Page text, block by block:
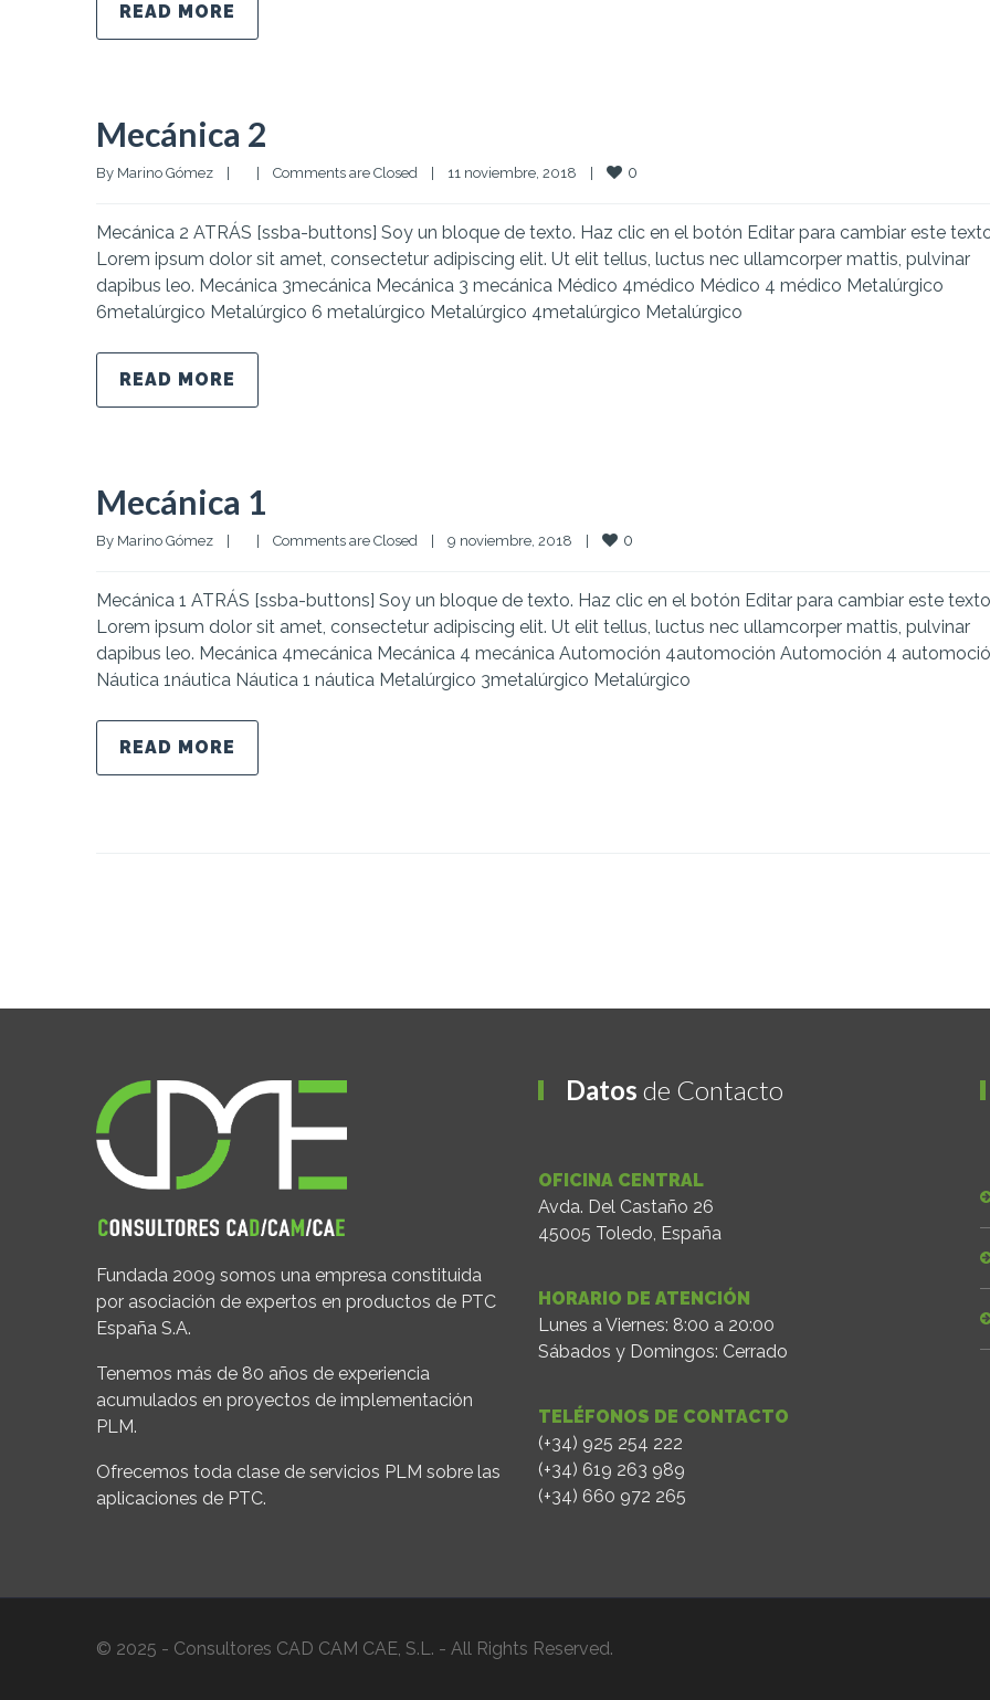
READ MORE
Mecánica 2
By Marino Gómez Comments are Closed 11 noviembre, 2018 0
Mecánica 2 ATRÁS [ssba-buttons] Soy un bloque de texto. Haz clic en el botón Editar para cambiar este
Lorem ipsum dolor sit amet, consectetur adipiscing elit. Ut elit tellus, luctus nec ullamcorper mattis, pulvinar
dapibus leo. Mecánica 3mecánica Mecánica 3 mecánica Médico 4médico Médico 4 médico Metalúrgico
6metalúrgico Metalúrgico 6 metalúrgico Metalúrgico 4metalúrgico Metalúrgico
READ MORE
Mecánica 1
By Marino Gómez Comments are Closed 9 noviembre, 2018 0
Mecánica 1 ATRÁS [ssba-buttons] Soy un bloque de texto. Haz clic en el botón Editar para cambiar este
Lorem ipsum dolor sit amet, consectetur adipiscing elit. Ut elit tellus, luctus nec ullamcorper mattis, pulvinar
dapibus leo. Mecánica 4mecánica Mecánica 4 mecánica Automoción 4automoción Automoción 4
Náutica 1náutica Náutica 1 náutica Metalúrgico 3metalúrgico Metalúrgico
READ MORE
Fundada 2009 somos una empresa constituida
por asociación de expertos en productos de PTC
España S.A.
Tenemos más de 80 años de experiencia
acumulados en proyectos de implementación
PLM.
Ofrecemos toda clase de servicios PLM sobre las
aplicaciones de PTC.
Datos de Contacto
OFICINA CENTRAL
Avda. Del Castaño 26
45005 Toledo, España
HORARIO DE ATENCIÓN
Lunes a Viernes: 8:00 a 20:00
Sábados y Domingos: Cerrado
TELÉFONOS DE CONTACTO
(+34) 925 254 222
(+34) 619 263 989
(+34) 660 972 265
© 2025 - Consultores CAD CAM CAE, S.L. - All Rights Reserved.